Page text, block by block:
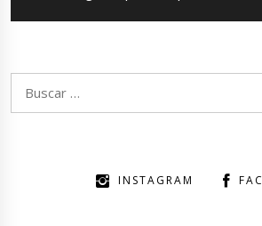
INSTAGRAM